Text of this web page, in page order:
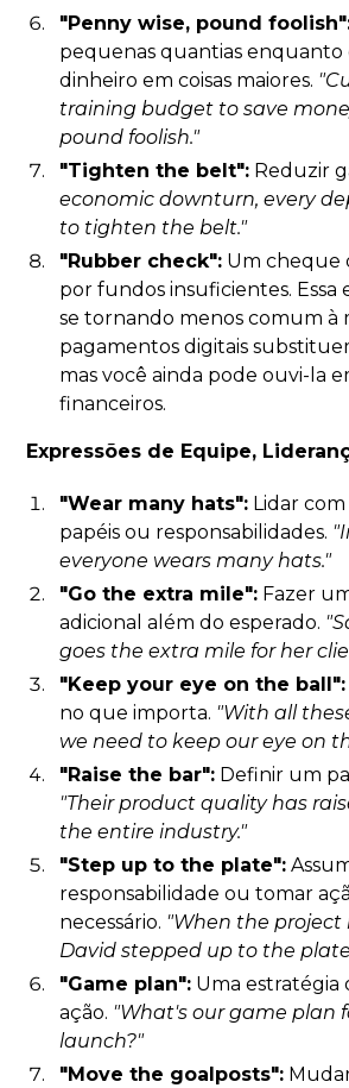
"Penny wise, pound
pequenas quantias enquanto
dinheiro em coisas maiores.
training budget to save
pound foolish."
"Tighten the belt": Reduzir
economic downturn, every
to tighten the belt."
"Rubber check": Um cheque
por fundos insuficientes. Essa
se tornando menos comum à
pagamentos digitais
mas você ainda pode ouvi-la
financeiros.
Expressões de Equipe,
"Wear many hats": Lidar
papéis ou responsabilidades.
everyone wears many hats."
"Go the extra mile": Fazer
adicional além do esperado.
goes the extra mile for her
"Keep your eye on the ball":
no que importa. "With all
we need to keep our eye on
"Raise the bar": Definir um
"Their product quality has
the entire industry."
"Step up to the plate":
responsabilidade ou tomar
necessário. "When the project
David stepped up to the
"Game plan": Uma estratégia
ação. "What's our game plan
launch?"
"Move the goalposts":